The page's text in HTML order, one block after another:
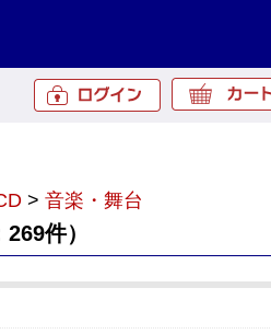
> 音楽・舞台
件）